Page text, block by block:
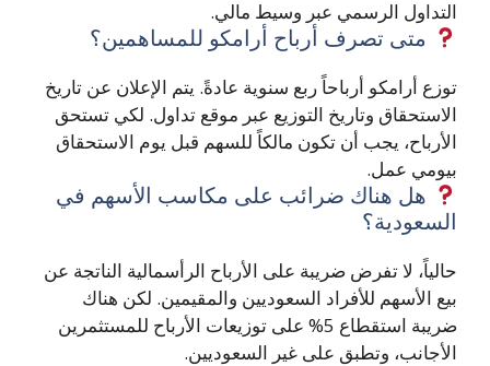
التداول الرسمي عبر وسيط مالي.
متى تصرف أرباح أرامكو للمساهمين؟
توزع أرامكو أرباحاً ربع سنوية عادةً. يتم الإعلان عن تاريخ
الاستحقاق وتاريخ التوزيع عبر موقع تداول. لكي تستحق
الأرباح، يجب أن تكون مالكاً للسهم قبل يوم الاستحقاق
بيومي عمل.
هل هناك ضرائب على مكاسب الأسهم في
السعودية؟
حالياً، لا تفرض ضريبة على الأرباح الرأسمالية الناتجة عن
بيع الأسهم للأفراد السعوديين والمقيمين. لكن هناك
ضريبة استقطاع 5% على توزيعات الأرباح للمستثمرين
الأجانب، وتطبق على غير السعوديين.